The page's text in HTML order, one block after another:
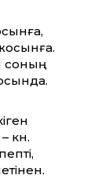
соның
көн.